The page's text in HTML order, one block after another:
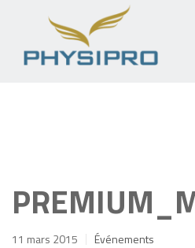
11 mars 2015 Événements